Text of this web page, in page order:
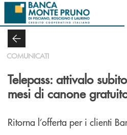
Salta al contenuto principale
COMUNICATI
Telepass: attivalo
mesi di canone
Ritorna l’offerta per i clienti